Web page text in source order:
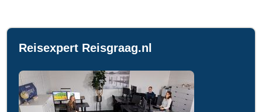
Reisexpert Reisgraag.nl